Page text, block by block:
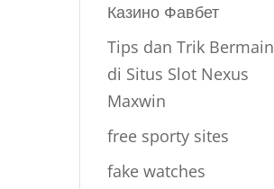
Казино Фавбет
Tips dan Trik Bermain
di Situs Slot Nexus
Maxwin
free sporty sites
fake watches